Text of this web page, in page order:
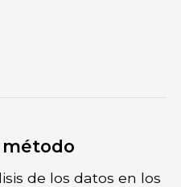
método
de los datos en los